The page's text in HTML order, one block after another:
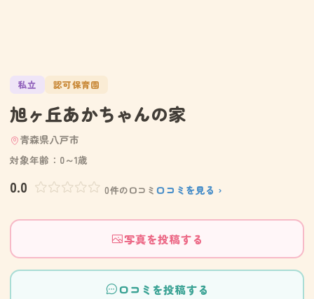
私立 認可保育園
旭ヶ丘あかちゃんの家
青森県八戸市
対象年齢：0～1歳
0.0 0件の口コミ 口コミを見る ›
写真を投稿する
口コミを投稿する